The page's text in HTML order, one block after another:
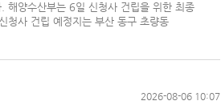
해양수산부는 6일 신청사 건립을 위한 최종
청사 건립 예정지는 부산 동구 초량동
2026-08-06 10:07